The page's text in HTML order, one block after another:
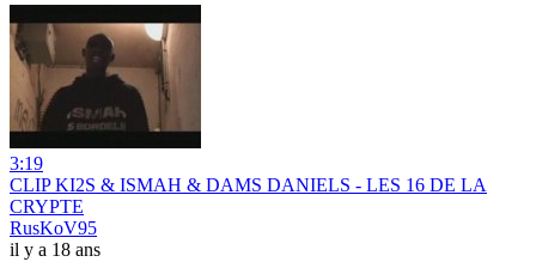
3:19
CLIP KI2S & ISMAH & DAMS DANIELS - LES 16 DE LA
CRYPTE
RusKoV95
il y a 18 ans